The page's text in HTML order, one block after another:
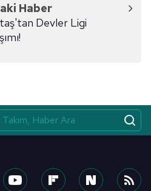
Haber
Devler Ligi